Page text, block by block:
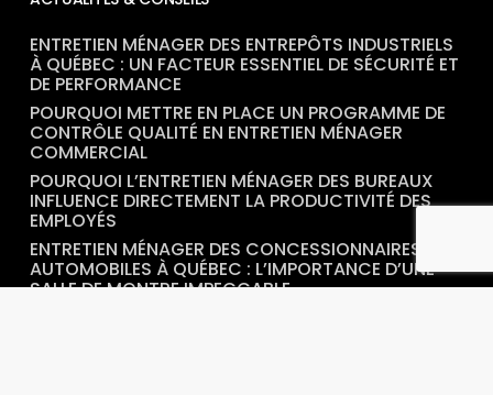
ENTRETIEN MÉNAGER DES ENTREPÔTS INDUSTRIELS
À QUÉBEC : UN FACTEUR ESSENTIEL DE SÉCURITÉ ET
DE PERFORMANCE
POURQUOI METTRE EN PLACE UN PROGRAMME DE
CONTRÔLE QUALITÉ EN ENTRETIEN MÉNAGER
COMMERCIAL
POURQUOI L’ENTRETIEN MÉNAGER DES BUREAUX
INFLUENCE DIRECTEMENT LA PRODUCTIVITÉ DES
EMPLOYÉS
ENTRETIEN MÉNAGER DES CONCESSIONNAIRES
AUTOMOBILES À QUÉBEC : L’IMPORTANCE D’UNE
SALLE DE MONTRE IMPECCABLE